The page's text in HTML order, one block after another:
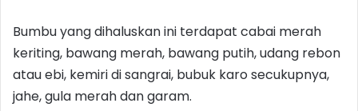
Bumbu yang dihaluskan ini terdapat cabai merah
keriting, bawang merah, bawang putih, udang rebon
atau ebi, kemiri di sangrai, bubuk karo secukupnya,
jahe, gula merah dan garam.